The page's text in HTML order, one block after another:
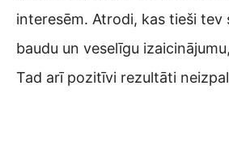
interesēm. Atrodi, kas tieši tev
baudu un veselīgu
Tad arī pozitīvi rezultāti